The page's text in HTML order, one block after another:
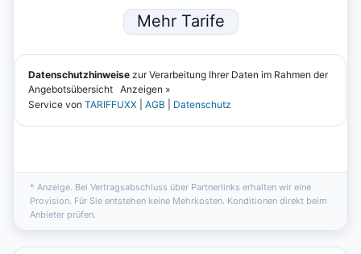
* Anzeige. Bei Vertragsabschluss über Partnerlinks erhalten wir eine
Provision. Für Sie entstehen keine Mehrkosten. Konditionen direkt beim
Anbieter prüfen.